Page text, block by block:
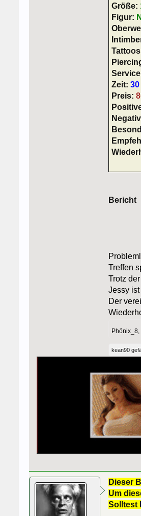
Größe:
Figur:
Zeit:
Preis:
Bericht
Treffen
Trotz
Jessy
Der
Phönix_8,
kean90
Dieser
Um
Solltest